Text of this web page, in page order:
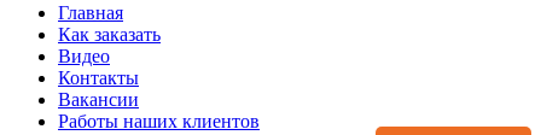
Главная
Как заказать
Видео
Контакты
Вакансии
Работы наших клиентов